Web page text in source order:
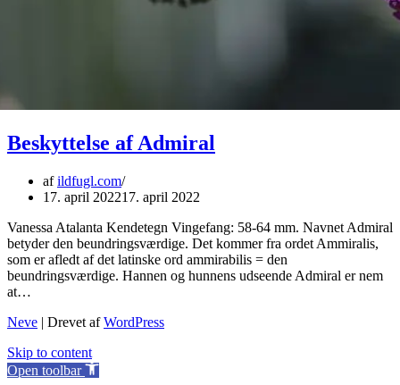
Beskyttelse af Admiral
afildfugl.com
17. april 202217. april 2022
Vanessa Atalanta Kendetegn Vingefang: 58-64 mm. Navnet Admiral
betyder den beundringsværdige. Det kommer fra ordet Ammiralis,
som er afledt af det latinske ord ammirabilis = den
beundringsværdige. Hannen og hunnens udseende Admiral er nem
at…
Neve | Drevet afWordPress
Skip to content
Open toolbar